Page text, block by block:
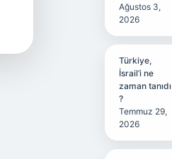
Ağustos 3,
2026
Türkiye,
İsrail’i ne
zaman tanıdı
?
Temmuz 29,
2026